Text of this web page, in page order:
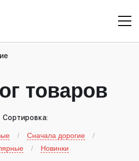
товаров
Сортировка:
Сначала дорогие
Новинки